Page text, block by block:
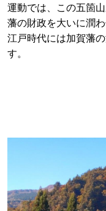
運動では、この五箇
藩の財政を大いに潤わ
江戸時代には加賀藩
す。